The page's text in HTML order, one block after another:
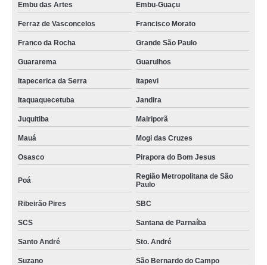
Embu das Artes Embu-Guaçu
Ferraz de Vasconcelos Francisco Morato
Franco da Rocha Grande São Paulo
Guararema Guarulhos
Itapecerica da Serra Itapevi
Itaquaquecetuba Jandira
Juquitiba Mairiporã
Mauá Mogi das Cruzes
Osasco Pirapora do Bom Jesus
Poá
Região Metropolitana de São
Paulo
Ribeirão Pires SBC
SCS Santana de Parnaíba
Santo André Sto. André
Suzano São Bernardo do Campo